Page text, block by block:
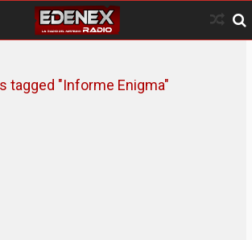
tagged "Informe Enigma"